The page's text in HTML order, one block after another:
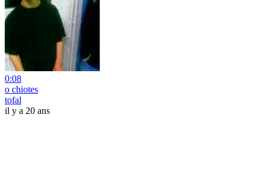
0:08
o chiotes
tofal
il y a 20 ans